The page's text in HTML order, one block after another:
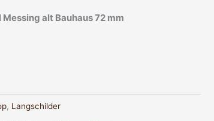
alt Bauhaus 72 mm
, Langschilder